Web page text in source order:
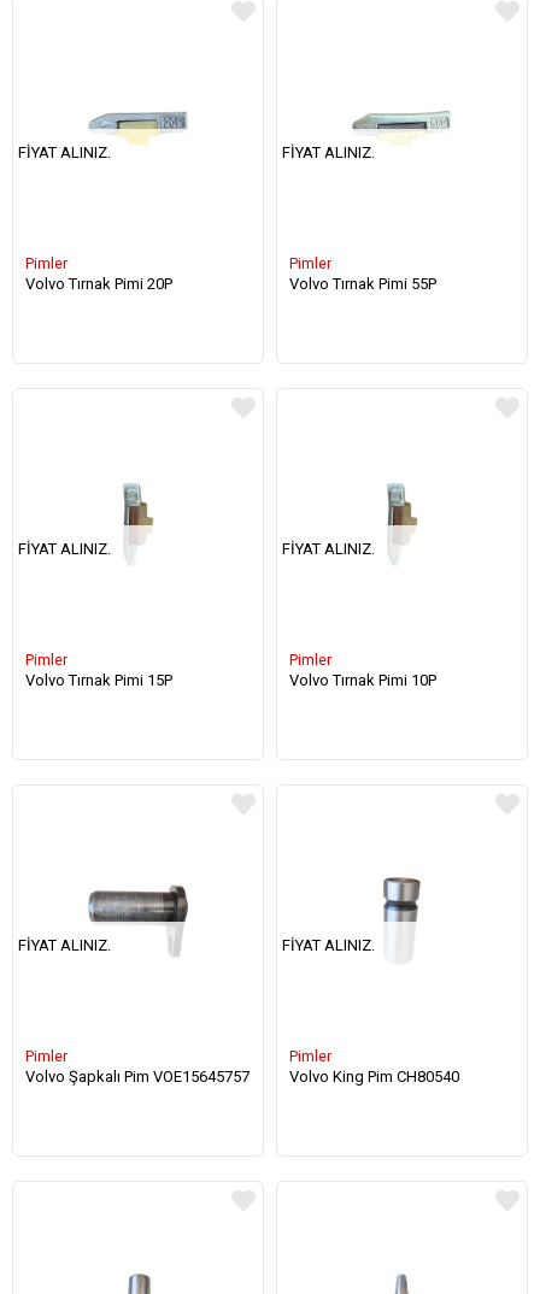
Pimler
Volvo Tırnak Pimi 20P
FIYAT ALINIZ.
Pimler
Volvo Tırnak Pimi 55P
FIYAT ALINIZ.
Pimler
Volvo Tırnak Pimi 15P
FIYAT ALINIZ.
Pimler
Volvo Tırnak Pimi 10P
FIYAT ALINIZ.
Pimler
Volvo Şapkalı Pim VOE15645757
FIYAT ALINIZ.
Pimler
Volvo King Pim CH80540
FIYAT ALINIZ.